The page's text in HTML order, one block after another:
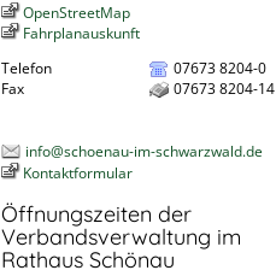
OpenStreetMap
Fahrplanauskunft
Telefon
07673 8204-0
Fax
07673 8204-14
info@schoenau-im-schwarzwald.de
Kontaktformular
Öffnungszeiten der
Verbandsverwaltung im
Rathaus Schönau